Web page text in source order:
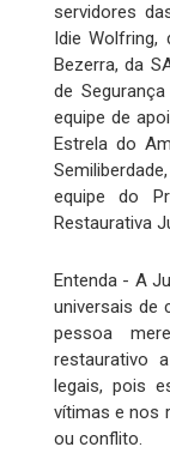
servidores
Idie Wolfring,
Bezerra, da
de
equipe de
Estrela do
equipe do
Restaurativa
Entenda - A
universais de
pessoa
restaurativo
legais, pois
vítimas e nos
ou conflito.